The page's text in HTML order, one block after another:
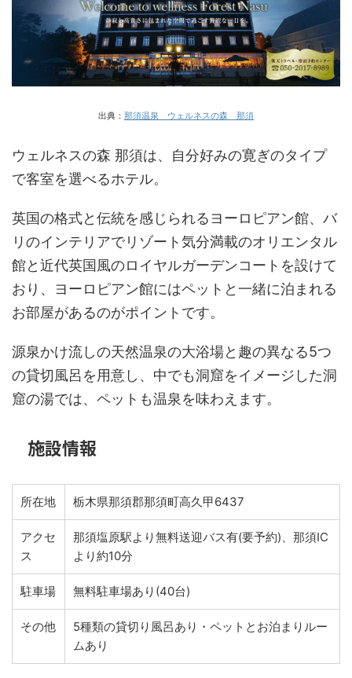
出典： 那須温泉 ウェルネスの森 那須
ウェルネスの森 那須は、自分好みの寛ぎのタイプ
で客室を選べるホテル。
英国の格式と伝統を感じられるヨーロピアン館、バ
リのインテリアでリゾート気分満載のオリエンタル
館と近代英国風のロイヤルガーデンコートを設けて
おり、ヨーロピアン館にはペットと一緒に泊まれる
お部屋があるのがポイントです。
源泉かけ流しの天然温泉の大浴場と趣の異なる5つ
の貸切風呂を用意し、中でも洞窟をイメージした洞
窟の湯では、ペットも温泉を味わえます。
施設情報
所在地 栃木県那須郡那須町高久甲6437
アクセ
ス
那須塩原駅より無料送迎バス有(要予約)、那須IC
より約10分
駐車場 無料駐車場あり(40台)
その他
5種類の貸切り風呂あり・ペットとお泊まりルー
ムあり